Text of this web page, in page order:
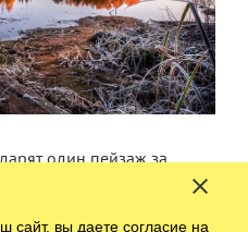
один пейзаж за
не может передать всю
сайт, вы даете согласие на